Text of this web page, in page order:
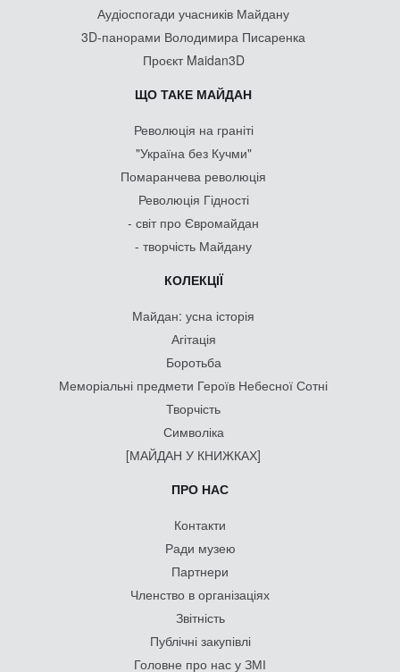
Аудіоспогади учасників Майдану
3D-панорами Володимира Писаренка
Проєкт Maidan3D
ЩО ТАКЕ МАЙДАН
Революція на граніті
"Україна без Кучми"
Помаранчева революція
Революція Гідності
- світ про Євромайдан
- творчість Майдану
КОЛЕКЦІЇ
Майдан: усна історія
Агітація
Боротьба
Меморіальні предмети Героїв Небесної Сотні
Творчість
Символіка
[МАЙДАН У КНИЖКАХ]
ПРО НАС
Контакти
Ради музею
Партнери
Членство в організаціях
Звітність
Публічні закупівлі
Головне про нас у ЗМІ